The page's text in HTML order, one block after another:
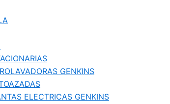
GENKINS
ELECTRICAS GENKINS